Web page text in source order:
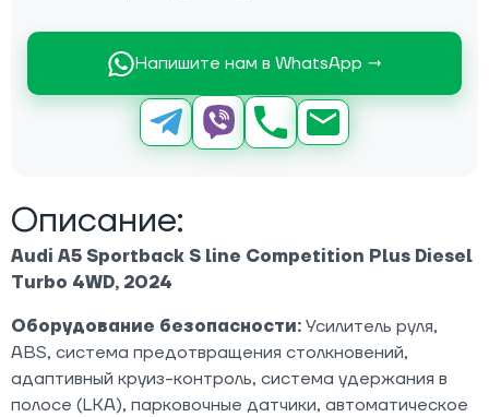
Напишите нам в WhatsApp →
Описание:
Audi A5 Sportback S line Competition Plus Diesel
Turbo 4WD, 2024
Оборудование безопасности: Усилитель руля,
ABS, система предотвращения столкновений,
адаптивный круиз-контроль, система удержания в
полосе (LKA), парковочные датчики, автоматическое